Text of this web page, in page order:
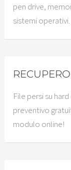
pen drive,
sistemi operativi.
File persi su
preventivo
modulo online!